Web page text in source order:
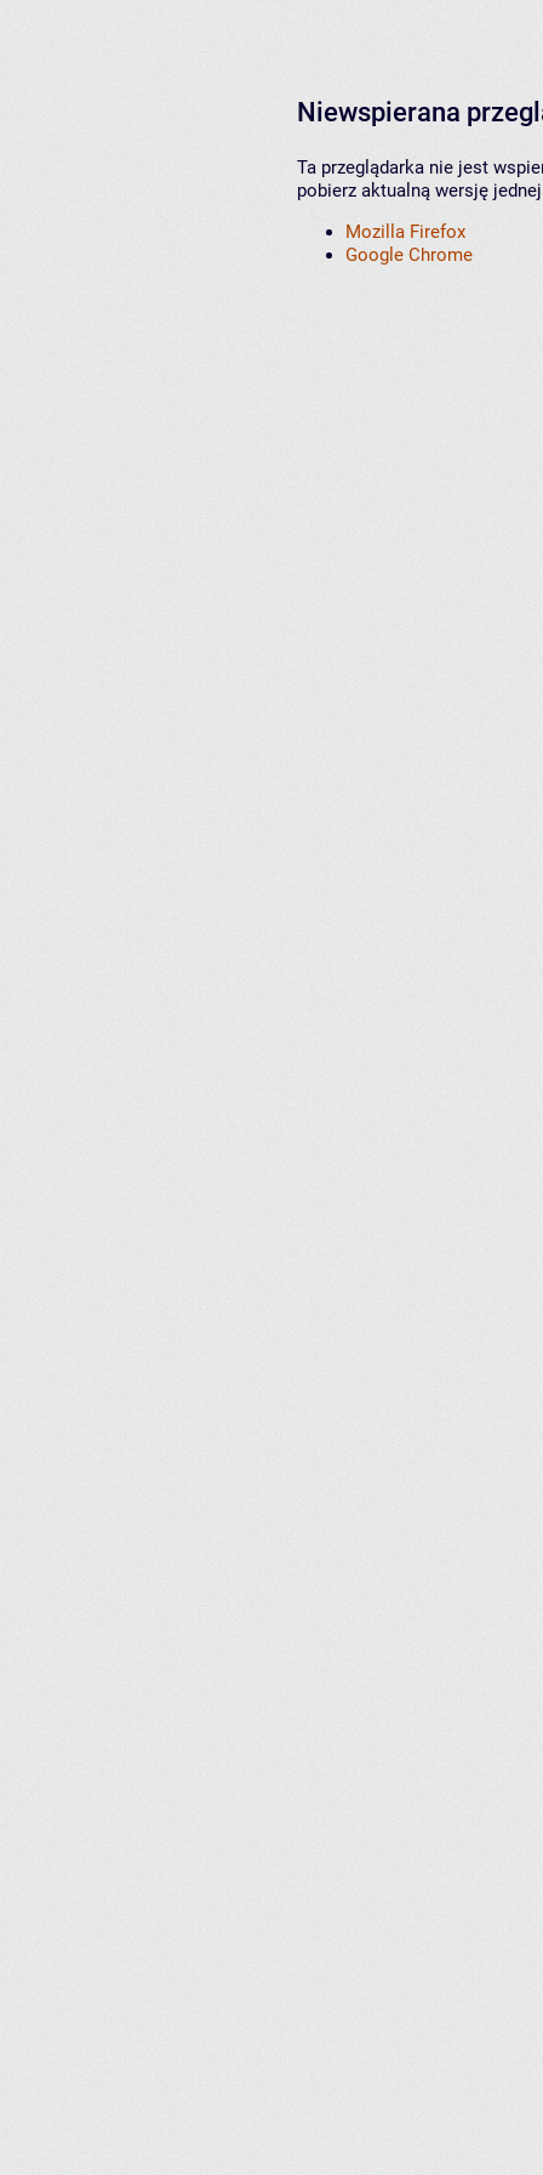
Niewspierana
Ta przeglądarka nie jest
pobierz aktualną wersję
Mozilla Firefox
Google Chrome